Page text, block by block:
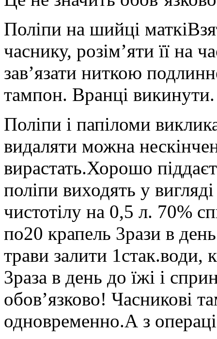
Поліпи на шийці
часнику, розім’яти її на
зав’язати ниткою
тампон. Вранці
Поліпи і папіломи
видаляти можна
вирастать.Хорошо
поліпи виходять у вигляді
чистотілу на 0,5 л. 70%
по20 крапель 3рази в
трави залити 1стак.води,
3раза в день до їжі і
обов’язково! Часникові
одновременно.А з